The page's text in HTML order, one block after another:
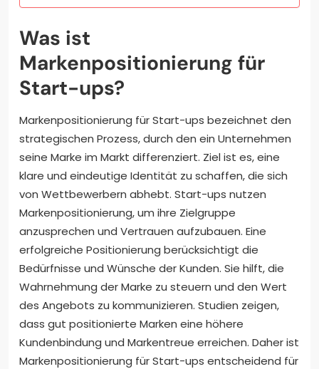
Was ist
Markenpositionierung für
Start-ups?
Markenpositionierung für Start-ups bezeichnet den
strategischen Prozess, durch den ein Unternehmen
seine Marke im Markt differenziert. Ziel ist es, eine
klare und eindeutige Identität zu schaffen, die sich
von Wettbewerbern abhebt. Start-ups nutzen
Markenpositionierung, um ihre Zielgruppe
anzusprechen und Vertrauen aufzubauen. Eine
erfolgreiche Positionierung berücksichtigt die
Bedürfnisse und Wünsche der Kunden. Sie hilft, die
Wahrnehmung der Marke zu steuern und den Wert
des Angebots zu kommunizieren. Studien zeigen,
dass gut positionierte Marken eine höhere
Kundenbindung und Markentreue erreichen. Daher ist
Markenpositionierung für Start-ups entscheidend für